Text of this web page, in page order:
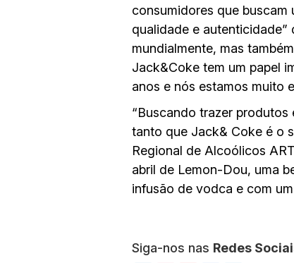
consumidores que buscam
qualidade e autenticidade”
mundialmente, mas
Jack&Coke tem um papel
anos e nós estamos muito
“Buscando trazer
tanto que Jack& Coke é o
Regional de Alcoólicos
abril de Lemon-Dou, uma
infusão de vodca e com
Siga-nos nas Redes